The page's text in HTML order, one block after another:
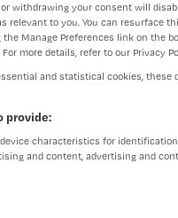
withdrawing your consent will
relevant to you. You can resurface
Manage Preferences link on the
more details, refer to our Privacy
and statistical cookies, these
provide:
characteristics for
and content, advertising and